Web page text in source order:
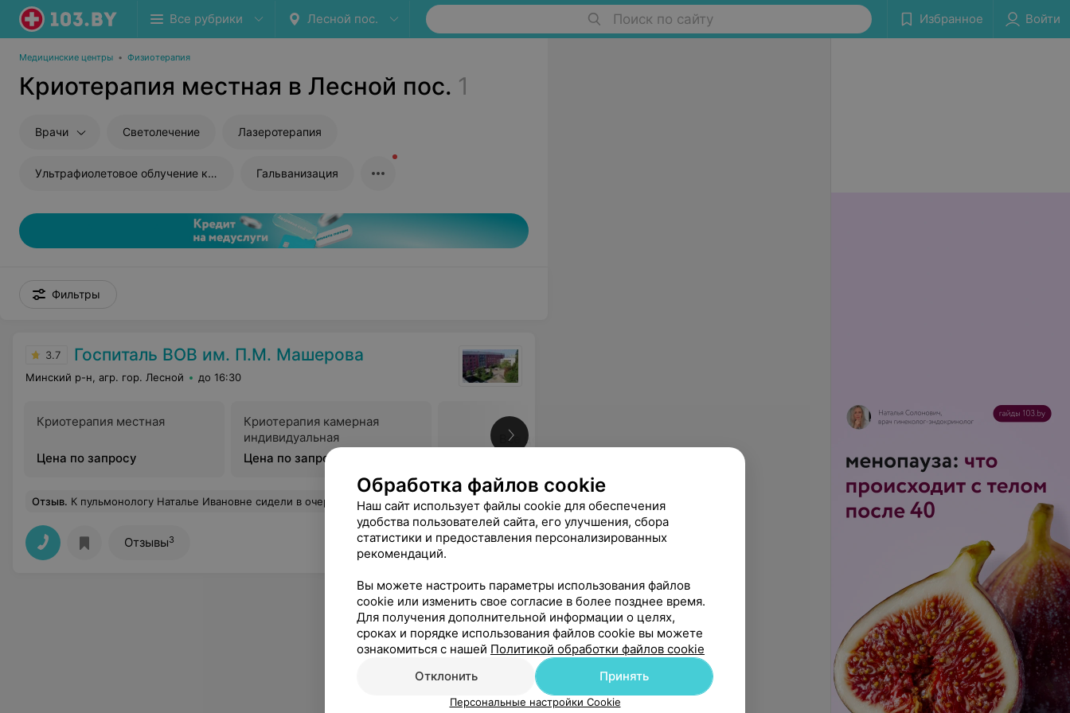
Все рубрики Лесной пос. Поиск по сайту Избранное Войти
Медицинские центры • Физиотерапия
Криотерапия местная в Лесной пос. 1
Врачи Светолечение Лазеротерапия
Ультрафиолетовое облучение крови Гальванизация
Фильтры
3.7 Госпиталь ВОВ им. П.М. Машерова
Минский р-н, агр. гор. Лесной до 16:30
Криотерапия местная
Цена по запросу
Криотерапия камерная
индивидуальная
Цена по запросу
Все цены
Отзыв. К пульмонологу Наталье Ивановне сидели в очереди 3,5 часа. Медсестра повышает голос на пациентов, выбирает кого пустить в кабинет, а кого нет, не взирая на талоны. Толку от приема ноль, а ведь ехали издалека с направлением от местной поликлиники и в надежде на помощь больному от врача-специалиста. Еще
Отзывы3
Обработка файлов cookie
Наш сайт использует файлы cookie для обеспечения
удобства пользователей сайта, его улучшения, сбора
статистики и предоставления персонализированных
рекомендаций.
Вы можете настроить параметры использования файлов
cookie или изменить свое согласие в более позднее время.
Для получения дополнительной информации о целях,
сроках и порядке использования файлов cookie вы можете
ознакомиться с нашей Политикой обработки файлов cookie
Отклонить
Принять
Персональные настройки Cookie